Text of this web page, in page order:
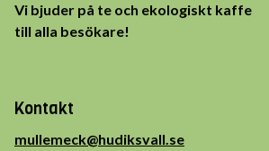
Vi bjuder på te och ekologiskt kaffe
till alla besökare!
Kontakt
mullemeck@hudiksvall.se